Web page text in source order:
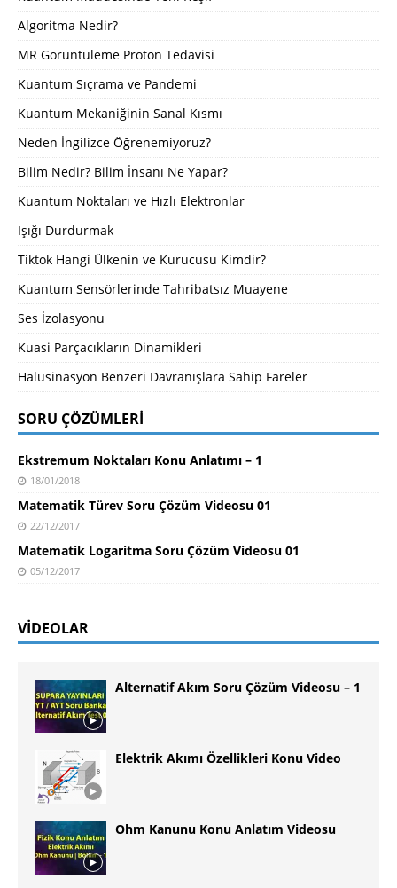
Algoritma Nedir?
MR Görüntüleme Proton Tedavisi
Kuantum Sıçrama ve Pandemi
Kuantum Mekaniğinin Sanal Kısmı
Neden İngilizce Öğrenemiyoruz?
Bilim Nedir? Bilim İnsanı Ne Yapar?
Kuantum Noktaları ve Hızlı Elektronlar
Işığı Durdurmak
Tiktok Hangi Ülkenin ve Kurucusu Kimdir?
Kuantum Sensörlerinde Tahribatsız Muayene
Ses İzolasyonu
Kuasi Parçacıkların Dinamikleri
Halüsinasyon Benzeri Davranışlara Sahip Fareler
SORU ÇÖZÜMLERI
Ekstremum Noktaları Konu Anlatımı – 1
18/01/2018
Matematik Türev Soru Çözüm Videosu 01
22/12/2017
Matematik Logaritma Soru Çözüm Videosu 01
05/12/2017
VIDEOLAR
Alternatif Akım Soru Çözüm Videosu – 1
Elektrik Akımı Özellikleri Konu Video
Ohm Kanunu Konu Anlatım Videosu